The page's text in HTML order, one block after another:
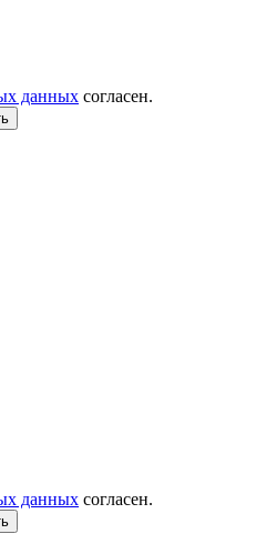
данных согласен.
данных согласен.